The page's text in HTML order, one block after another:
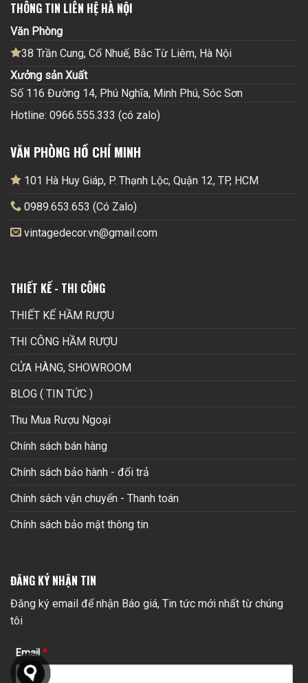
THÔNG TIN LIÊN HỆ HÀ NỘI
Văn Phòng
38 Trần Cung, Cổ Nhuế, Bắc Từ Liêm, Hà Nội
Xưởng sản Xuất
Số 116 Đường 14, Phú Nghĩa, Minh Phú, Sóc Sơn
Hotline: 0966.555.333 (có zalo)
VĂN PHÒNG HỒ CHÍ MINH
101 Hà Huy Giáp, P. Thạnh Lộc, Quận 12, TP, HCM
0989.653.653 (Có Zalo)
vintagedecor.vn@gmail.com
THIẾT KẾ - THI CÔNG
THIẾT KẾ HẦM RƯỢU
THI CÔNG HẦM RƯỢU
CỬA HÀNG, SHOWROOM
BLOG ( TIN TỨC )
Thu Mua Rượu Ngoại
Chính sách bán hàng
Chính sách bảo hành - đổi trả
Chính sách vận chuyển - Thanh toán
Chính sách bảo mật thông tin
ĐĂNG KÝ NHẬN TIN
Đăng ký email để nhận Báo giá, Tin tức mới nhất từ chúng
tôi
Email *